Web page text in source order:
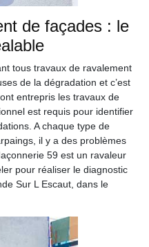
de façades : le
tous travaux de ravalement
de la dégradation et c’est
entrepris les travaux de
est requis pour identifier
A chaque type de
il y a des problèmes
59 est un ravaleur
pour réaliser le diagnostic
Sur L Escaut, dans le